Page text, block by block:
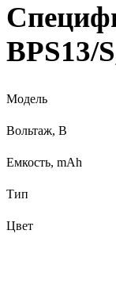
BPS13/
Модель
Вольтаж, В
Емкость, mAh
Тип
Цвет